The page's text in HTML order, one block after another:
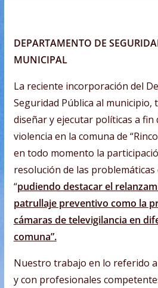
DEPARTAMENTO DE
MUNICIPAL
La reciente incorporación del
Seguridad Pública al municipio,
diseñar y ejecutar políticas a
violencia en la comuna de
en todo momento la
resolución de las problemáticas
“pudiendo destacar el
patrullaje preventivo como la
cámaras de televigilancia en
comuna”.
Nuestro trabajo en lo referido a
y con profesionales